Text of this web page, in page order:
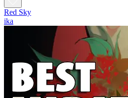
Red Sky
ika